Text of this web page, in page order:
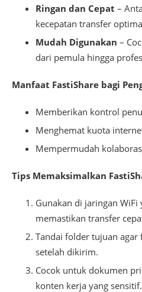
Ringan dan Cepat –
kecepatan transfer
Mudah Digunakan –
dari pemula hingga
Manfaat FastiShare bagi
Memberikan kontrol
Menghemat kuota
Mempermudah
Tips Memaksimalkan
Gunakan di jaringan
memastikan transfer
Tandai folder tujuan
setelah dikirim.
Cocok untuk dokumen
konten kerja yang sensitif.